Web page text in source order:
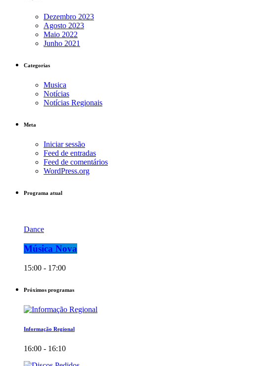
Dezembro 2023
Agosto 2023
Maio 2022
Junho 2021
Categorias
Musica
Notícias
Notícias Regionais
Meta
Iniciar sessão
Feed de entradas
Feed de comentários
WordPress.org
Programa atual
Dance
Música Nova
15:00 - 17:00
Próximos programas
Informação Regional
16:00 - 16:10